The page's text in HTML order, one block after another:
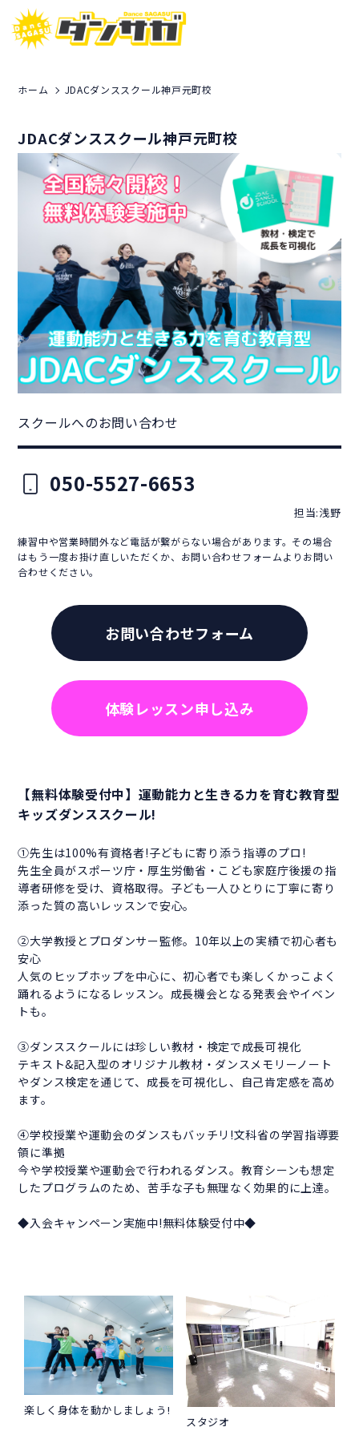
ホーム JDACダンススクール神戸元町校
JDACダンススクール神戸元町校
スクールへのお問い合わせ
050-5527-6653
担当:浅野
練習中や営業時間外など電話が繋がらない場合があります。その場合
はもう一度お掛け直しいただくか、お問い合わせフォームよりお問い
合わせください。
お問い合わせフォーム
体験レッスン申し込み
【無料体験受付中】運動能力と生きる力を育む教育型
キッズダンススクール!
①先生は100%有資格者!子どもに寄り添う指導のプロ!
先生全員がスポーツ庁・厚生労働省・こども家庭庁後援の指
導者研修を受け、資格取得。子ども一人ひとりに丁寧に寄り
添った質の高いレッスンで安心。
②大学教授とプロダンサー監修。10年以上の実績で初心者も
安心
人気のヒップホップを中心に、初心者でも楽しくかっこよく
踊れるようになるレッスン。成長機会となる発表会やイベン
トも。
③ダンススクールには珍しい教材・検定で成長可視化
テキスト&記入型のオリジナル教材・ダンスメモリーノート
やダンス検定を通じて、成長を可視化し、自己肯定感を高め
ます。
④学校授業や運動会のダンスもバッチリ!文科省の学習指導要
領に準拠
今や学校授業や運動会で行われるダンス。教育シーンも想定
したプログラムのため、苦手な子も無理なく効果的に上達。
◆入会キャンペーン実施中!無料体験受付中◆
楽しく身体を動かしましょう!
スタジオ